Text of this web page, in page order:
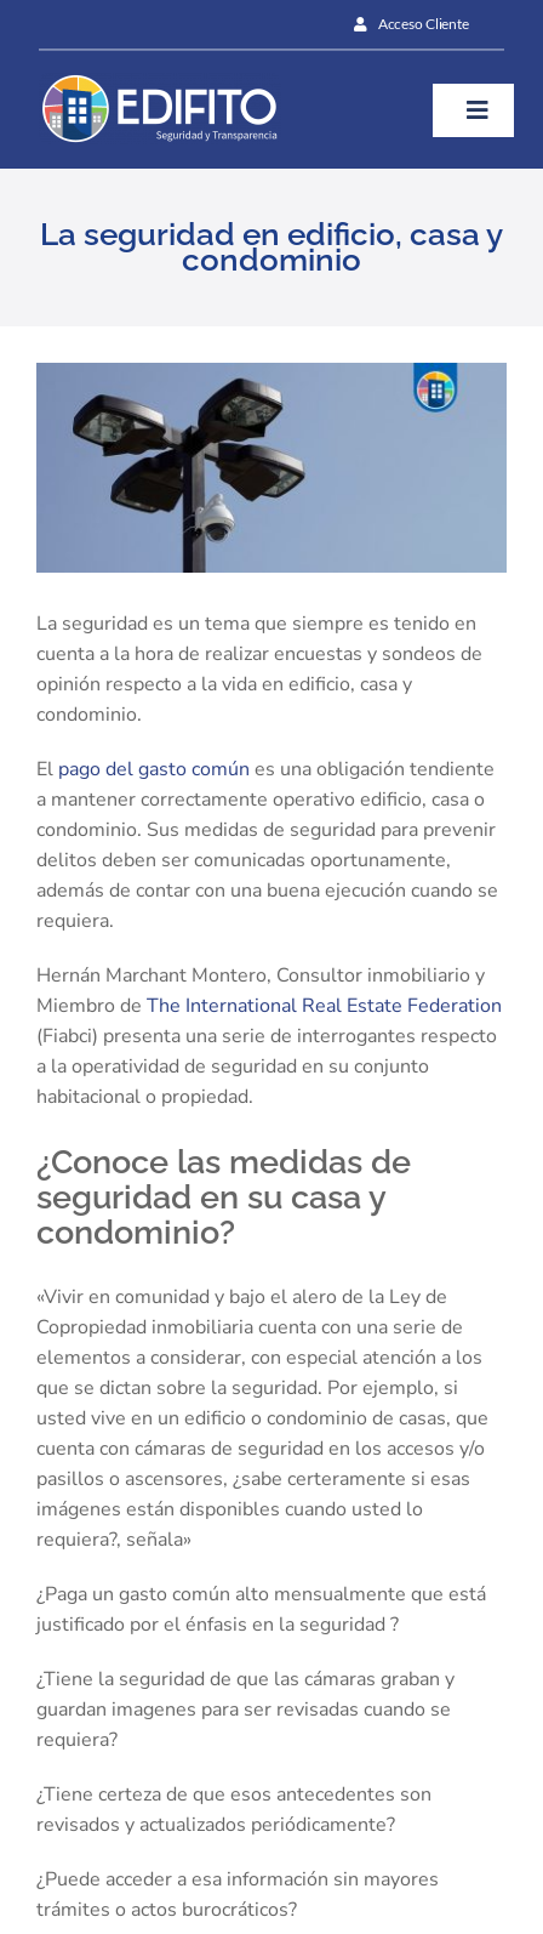
content
Acceso Cliente
Toggle
Blog
Contáctanos
La seguridad en edificio, casa y
condominio
Larger
Image
La seguridad es un tema que siempre es tenido en
cuenta a la hora de realizar encuestas y sondeos de
opinión respecto a la vida en edificio, casa y
condominio.
El pago del gasto común es una obligación tendiente
a mantener correctamente operativo edificio, casa o
condominio. Sus medidas de seguridad para prevenir
delitos deben ser comunicadas oportunamente,
además de contar con una buena ejecución cuando se
requiera.
Hernán Marchant Montero, Consultor inmobiliario y
Miembro de The International Real Estate Federation
(Fiabci) presenta una serie de interrogantes respecto
a la operatividad de seguridad en su conjunto
habitacional o propiedad.
¿Conoce las medidas de
seguridad en su casa y
condominio?
«Vivir en comunidad y bajo el alero de la Ley de
Copropiedad inmobiliaria cuenta con una serie de
elementos a considerar, con especial atención a los
que se dictan sobre la seguridad. Por ejemplo, si
usted vive en un edificio o condominio de casas, que
cuenta con cámaras de seguridad en los accesos y/o
pasillos o ascensores, ¿sabe certeramente si esas
imágenes están disponibles cuando usted lo
requiera?, señala»
¿Paga un gasto común alto mensualmente que está
justificado por el énfasis en la seguridad ?
¿Tiene la seguridad de que las cámaras graban y
guardan imagenes para ser revisadas cuando se
requiera?
¿Tiene certeza de que esos antecedentes son
revisados y actualizados periódicamente?
¿Puede acceder a esa información sin mayores
trámites o actos burocráticos?